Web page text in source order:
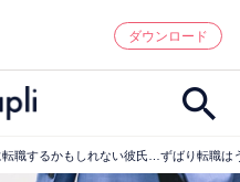
師検索 ダウンロード
職するかもしれない彼氏…ずばり転職は